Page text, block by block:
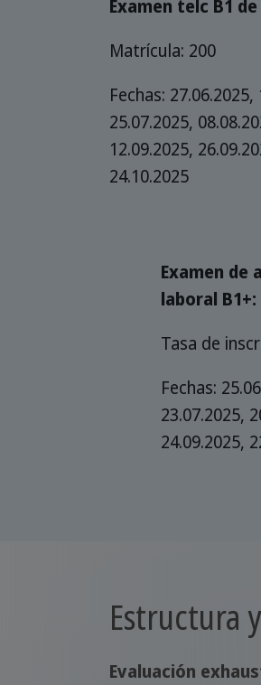
Examen telc B1 de
Matrícula: 200
Fechas: 27.06.2025,
25.07.2025,
12.09.2025,
24.10.2025
Examen de
laboral B1+:
Tasa de
Fechas:
23.07.2025,
24.09.2025,
Estructura
Evaluación